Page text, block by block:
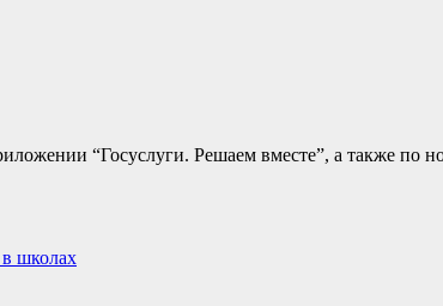
“Госуслуги. Решаем вместе”, а также по
школах